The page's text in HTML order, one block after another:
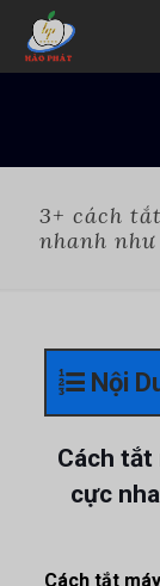
3+ cách
nhanh như
Nội
Cách
cực
Cách tắt